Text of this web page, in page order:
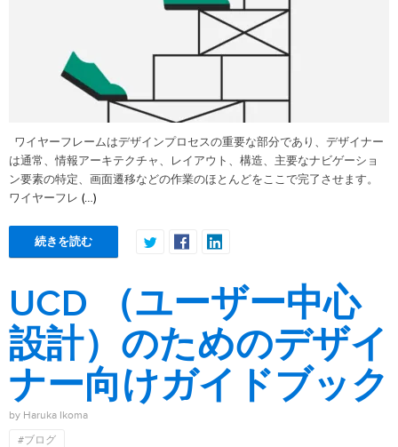
ワイヤーフレームはデザインプロセスの重要な部分であり、デザイナー
は通常、情報アーキテクチャ、レイアウト、構造、主要なナビゲーショ
ン要素の特定、画面遷移などの作業のほとんどをここで完了させます。
ワイヤーフレ (…)
続きを読む
UCD （ユーザー中心
設計）のためのデザイ
ナー向けガイドブック
by Haruka Ikoma
#ブログ